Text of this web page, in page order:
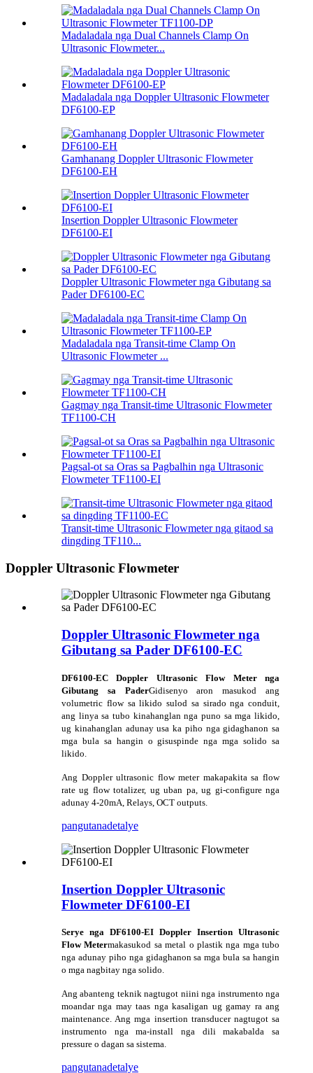
Madaladala nga Dual Channels Clamp On
Ultrasonic Flowmeter...
Madaladala nga Doppler Ultrasonic Flowmeter
DF6100-EP
Gamhanang Doppler Ultrasonic Flowmeter
DF6100-EH
Insertion Doppler Ultrasonic Flowmeter
DF6100-EI
Doppler Ultrasonic Flowmeter nga Gibutang sa
Pader DF6100-EC
Madaladala nga Transit-time Clamp On
Ultrasonic Flowmeter ...
Gagmay nga Transit-time Ultrasonic Flowmeter
TF1100-CH
Pagsal-ot sa Oras sa Pagbalhin nga Ultrasonic
Flowmeter TF1100-EI
Transit-time Ultrasonic Flowmeter nga gitaod sa
dingding TF110...
Doppler Ultrasonic Flowmeter
Doppler Ultrasonic Flowmeter nga
Gibutang sa Pader DF6100-EC
DF6100-EC Doppler Ultrasonic Flow Meter nga
Gibutang sa PaderGidisenyo aron masukod ang
volumetric flow sa likido sulod sa sirado nga conduit,
ang linya sa tubo kinahanglan nga puno sa mga likido,
ug kinahanglan adunay usa ka piho nga gidaghanon sa
mga bula sa hangin o gisuspinde nga mga solido sa
likido.
Ang Doppler ultrasonic flow meter makapakita sa flow
rate ug flow totalizer, ug uban pa, ug gi-configure nga
adunay 4-20mA, Relays, OCT outputs.
pangutanadetalye
Insertion Doppler Ultrasonic
Flowmeter DF6100-EI
Serye nga DF6100-EI Doppler Insertion Ultrasonic
Flow Metermakasukod sa metal o plastik nga mga tubo
nga adunay piho nga gidaghanon sa mga bula sa hangin
o mga nagbitay nga solido.
Ang abanteng teknik nagtugot niini nga instrumento nga
moandar nga may taas nga kasaligan ug gamay ra ang
maintenance. Ang mga insertion transducer nagtugot sa
instrumento nga ma-install nga dili makabalda sa
pressure o dagan sa sistema.
pangutanadetalye